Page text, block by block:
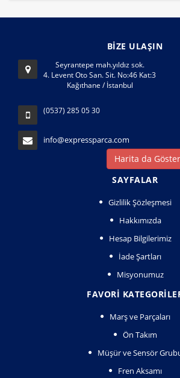
BİZE ULAŞIN
Seyrantepe mah.yıldız sok.
4. Levent Oto San. Sit. No:46 Kat:3
Kağıthane / İstanbul
(0537) 285 05 30
info@expressparca.com
Harita da Göster
SAYFALAR
Gizlilik Şözleşmesi
Hakkımızda
Hesap Bilgilerimiz
İade Şartları
Misyonumuz
FAVORI
Marş ve Parçaları
Ön Takım
Müşür ve Sensör
Fren Aksamı